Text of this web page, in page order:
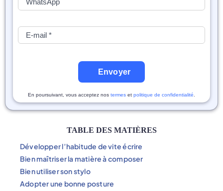
👩‍🏫
Envoyer
En poursuivant, vous acceptez nos termes et politique de confidentialité
TABLE DES MATIÈRES
Développer l’habitude de vite écrire
Bien maîtriser la matière à composer
Bien utiliser son stylo
Adopter une bonne posture